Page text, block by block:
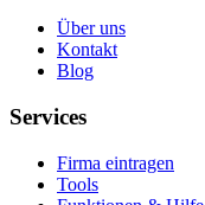
Über uns
Kontakt
Blog
Services
Firma eintragen
Tools